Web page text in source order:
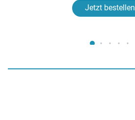
Jetzt bestellen